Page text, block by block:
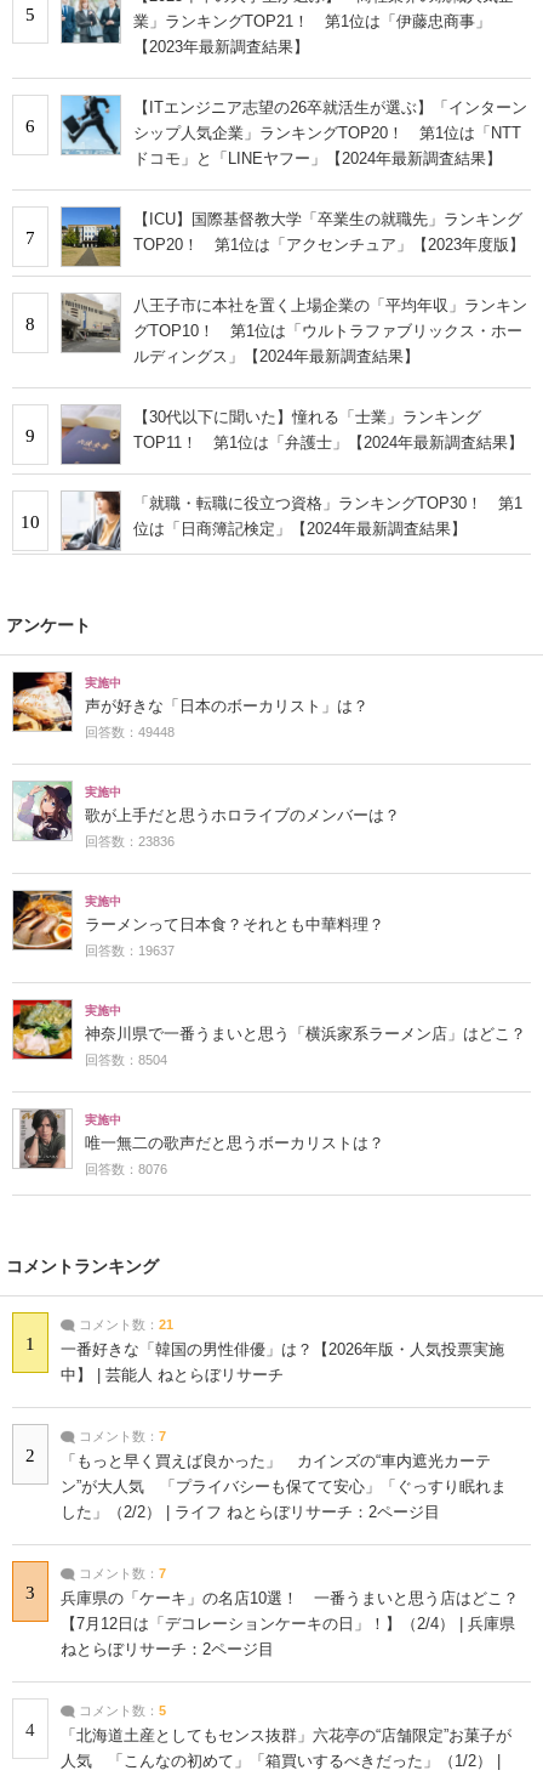
5
業」ランキングTOP21！ 第1位は「伊藤忠商事」
【2023年最新調査結果】
6
【ITエンジニア志望の26卒就活生が選ぶ】「インターン
シップ人気企業」ランキングTOP20！ 第1位は「NTT
ドコモ」と「LINEヤフー」【2024年最新調査結果】
7
【ICU】国際基督教大学「卒業生の就職先」ランキング
TOP20！ 第1位は「アクセンチュア」【2023年度版】
8
八王子市に本社を置く上場企業の「平均年収」ランキン
グTOP10！ 第1位は「ウルトラファブリックス・ホー
ルディングス」【2024年最新調査結果】
9
【30代以下に聞いた】憧れる「士業」ランキング
TOP11！ 第1位は「弁護士」【2024年最新調査結果】
10
「就職・転職に役立つ資格」ランキングTOP30！ 第1
位は「日商簿記検定」【2024年最新調査結果】
アンケート
実施中
声が好きな「日本のボーカリスト」は？
回答数：49448
実施中
歌が上手だと思うホロライブのメンバーは？
回答数：23836
実施中
ラーメンって日本食？それとも中華料理？
回答数：19637
実施中
神奈川県で一番うまいと思う「横浜家系ラーメン店」はどこ？
回答数：8504
実施中
唯一無二の歌声だと思うボーカリストは？
回答数：8076
コメントランキング
1
コメント数： 21
一番好きな「韓国の男性俳優」は？【2026年版・人気投票実施
中】 | 芸能人 ねとらぼリサーチ
2
コメント数： 7
「もっと早く買えば良かった」 カインズの“車内遮光カーテ
ン”が大人気 「プライバシーも保てて安心」「ぐっすり眠れま
した」（2/2） | ライフ ねとらぼリサーチ：2ページ目
3
コメント数： 7
兵庫県の「ケーキ」の名店10選！ 一番うまいと思う店はどこ？
【7月12日は「デコレーションケーキの日」！】（2/4） | 兵庫県
ねとらぼリサーチ：2ページ目
4
コメント数： 5
「北海道土産としてもセンス抜群」六花亭の“店舗限定”お菓子が
人気 「こんなの初めて」「箱買いするべきだった」（1/2） |